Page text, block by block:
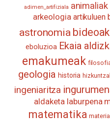
adimen_artifiziala animaliak
arkeologia artikuluen
astronomia bideoak
eboluzioa Ekaia
emakumeak
geologia historia
ingeniaritza
aldaketa laburpena
matematika